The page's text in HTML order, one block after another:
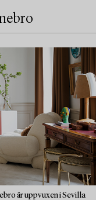
är uppvuxen i Sevilla